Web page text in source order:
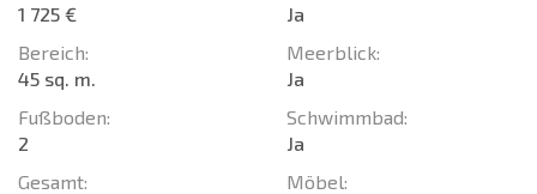
1 725 €
Bereich:
45 sq. m.
Fußboden:
2
Gesamt:
Ja
Meerblick:
Ja
Schwimmbad:
Ja
Möbel: